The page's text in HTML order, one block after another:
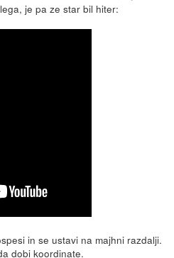
je pa ze star bil hiter:
in se ustavi na majhni razdalji.
dobi koordinate.